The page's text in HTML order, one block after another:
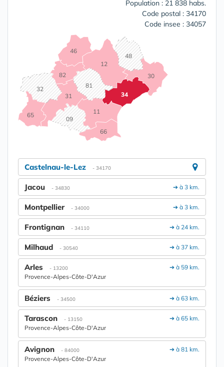
Population : 21 838 habs.
Code postal : 34170
Code insee : 34057
09
11
12
30
31
32
34
46
48
65
66
81
82
Castelnau-le-Lez - 34170
➔ à 3 km.
Jacou - 34830
➔ à 3 km.
Montpellier - 34000
➔ à 24 km.
Frontignan - 34110
➔ à 37 km.
Milhaud - 30540
➔ à 59 km.
Arles - 13200
Provence-Alpes-Côte-D'Azur
➔ à 63 km.
Béziers - 34500
➔ à 65 km.
Tarascon - 13150
Provence-Alpes-Côte-D'Azur
➔ à 81 km.
Avignon - 84000
Provence-Alpes-Côte-D'Azur